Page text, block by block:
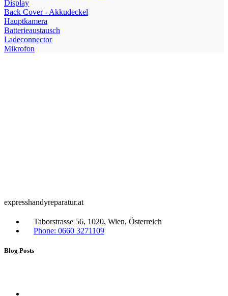
Display
Back Cover - Akkudeckel
Hauptkamera
Batterieaustausch
Ladeconnector
Mikrofon
expresshandyreparatur.at
Taborstrasse 56, 1020, Wien, Österreich
Phone: 0660 3271109
Blog Posts